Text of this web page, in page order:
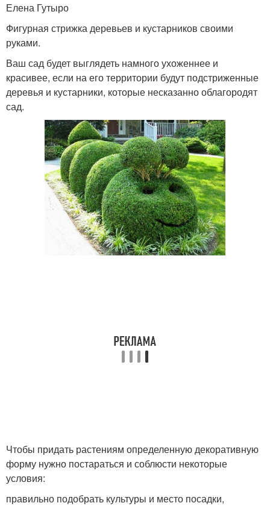
Елена Гутыро
Фигурная стрижка деревьев и кустарников своими
руками.
Ваш сад будет выглядеть намного ухоженнее и
красивее, если на его территории будут подстриженные
деревья и кустарники, которые несказанно облагородят
сад.
Чтобы придать растениям определенную декоративную
форму нужно постараться и соблюсти некоторые
условия:
правильно подобрать культуры и место посадки,